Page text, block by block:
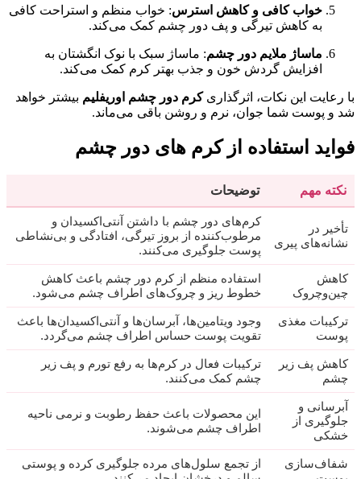
خواب کافی و کاهش استرس: خواب منظم و استراحت کافی
به کاهش تیرگی و پف دور چشم کمک می‌کند.
ماساژ ملایم دور چشم: ماساژ سبک با نوک انگشتان به
افزایش گردش خون و جذب بهتر کرم کمک می‌کند.
با رعایت این نکات، اثرگذاریکرم دور چشم اوریفلیم بیشتر خواهد
شد و پوست شما جوان، نرم و روشن باقی می‌ماند.
فواید استفاده از کرم های دور چشم
نکته مهم توضیحات
تأخیر در
نشانه‌های پیری
کرم‌های دور چشم با داشتن آنتی‌اکسیدان و
مرطوب‌کننده از بروز تیرگی، افتادگی و بی‌نشاطی
پوست جلوگیری می‌کنند.
کاهش
چین‌وچروک
استفاده منظم از کرم دور چشم باعث کاهش
خطوط ریز و چروک‌های اطراف چشم می‌شود.
ترکیبات مغذی
پوست
وجود ویتامین‌ها، آبرسان‌ها و آنتی‌اکسیدان‌ها باعث
تقویت پوست حساس اطراف چشم می‌گردد.
کاهش پف زیر
چشم
ترکیبات فعال در کرم‌ها به رفع تورم و پف زیر
چشم کمک می‌کنند.
آبرسانی و
جلوگیری از
خشکی
این محصولات باعث حفظ رطوبت و نرمی ناحیه
اطراف چشم می‌شوند.
شفاف‌سازی
از تجمع سلول‌های مرده جلوگیری کرده و پوستی